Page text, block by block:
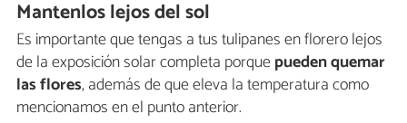
Mantenlos lejos del sol
Es importante que tengas a tus tulipanes en florero lejos
de la exposición solar completa porquepueden quemar
las flores, además de que eleva la temperatura como
mencionamos en el punto anterior.